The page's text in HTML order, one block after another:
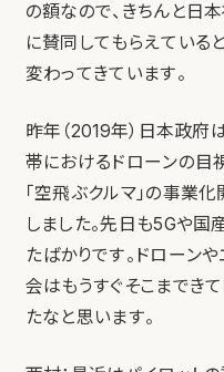
の額なので、きちんと日
に賛同してもらえている
変わってきています。
昨年（2019年）日本政府
帯におけるドローンの目
「空飛ぶクルマ」の事業
しました。先日も5Gや
たばかりです。ドローン
会はもうすぐそこまでき
たなと思います。